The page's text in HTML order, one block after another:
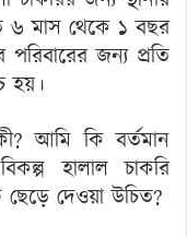
৬ মাস থেকে ১ বছর
জন্য প্রতি
হয়।
আমি কি বর্তমান
হালাল চাকরি
ছেড়ে দেওয়া উচিত?